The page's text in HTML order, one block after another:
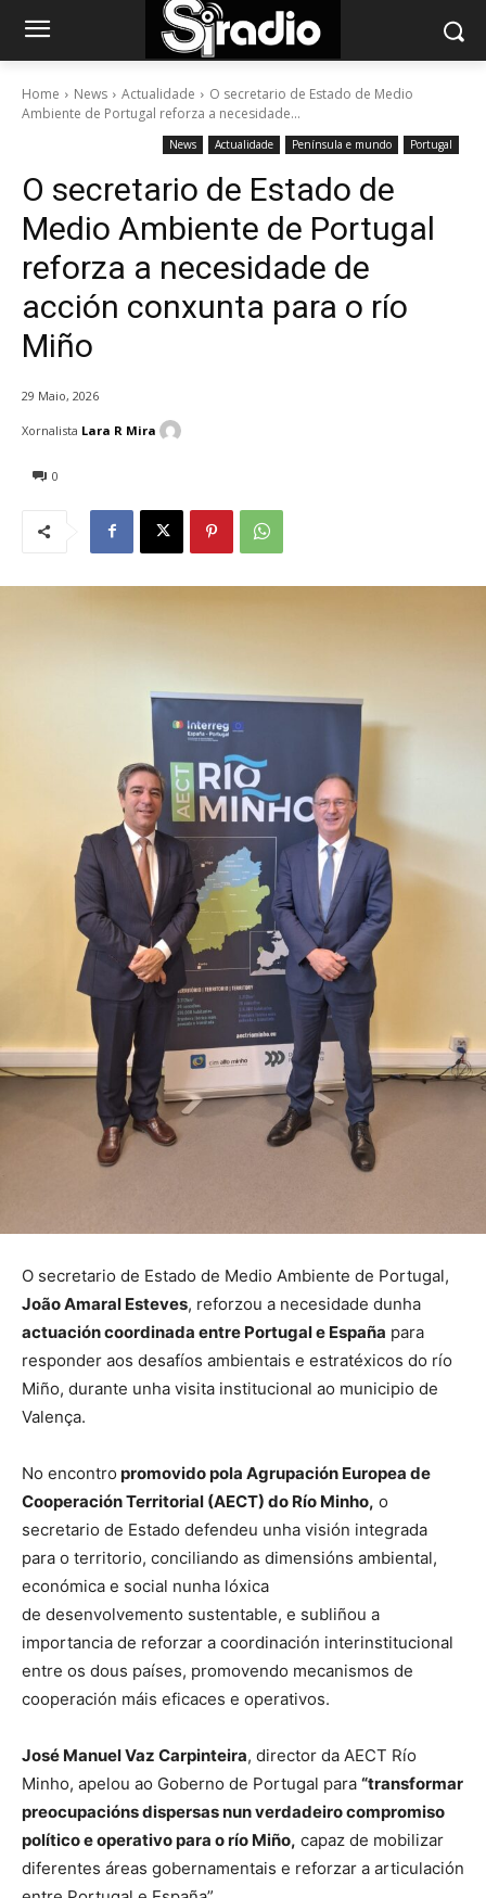
Home News Actualidade
O secretario de Estado de Medio
Ambiente de Portugal reforza a necesidade...
News Actualidade Península e mundo Portugal
O secretario de Estado de
Medio Ambiente de Portugal
reforza a necesidade de
acción conxunta para o río
Miño
29 Maio, 2026
0
Xornalista Lara R Mira
O secretario de Estado de Medio Ambiente de Portugal,
João Amaral Esteves, reforzou a necesidade dunha
actuación coordinada entre Portugal e España para
responder aos desafíos ambientais e estratéxicos do río
Miño, durante unha visita institucional ao municipio de
Valença.
No encontro promovido pola Agrupación Europea de
Cooperación Territorial (AECT) do Río Minho, o
secretario de Estado defendeu unha visión integrada
para o territorio, conciliando as dimensións ambiental,
económica e social nunha lóxica
de desenvolvemento sustentable, e subliñou a
importancia de reforzar a coordinación interinstitucional
entre os dous países, promovendo mecanismos de
cooperación máis eficaces e operativos.
José Manuel Vaz Carpinteira, director da AECT Río
Minho, apelou ao Goberno de Portugal para “transformar
preocupacións dispersas nun verdadeiro compromiso
político e operativo para o río Miño, capaz de mobilizar
diferentes áreas gobernamentais e reforzar a articulación